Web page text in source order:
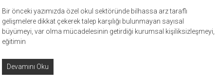
Bir önceki yazımızda özel okul sektöründe bilhassa arz taraflı
gelişmelere dikkat çekerek talep karşılığı bulunmayan sayısal
büyümeyi, var olma mücadelesinin getirdiği kurumsal kişiliksizleşmeyi,
eğitimin
Devamını Oku